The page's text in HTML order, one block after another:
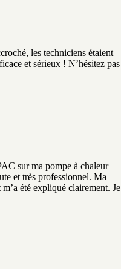
les techniciens étaient
et sérieux ! N’hésitez pas
sur ma pompe à chaleur
et très professionnel. Ma
été expliqué clairement. Je